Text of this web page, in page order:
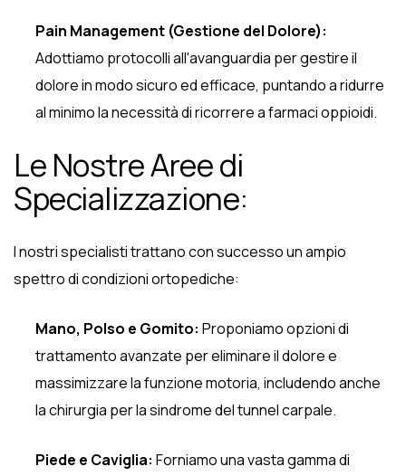
Pain Management (Gestione del Dolore):
Adottiamo protocolli all'avanguardia per gestire il
dolore in modo sicuro ed efficace, puntando a ridurre
al minimo la necessità di ricorrere a farmaci oppioidi.
Le Nostre Aree di
Specializzazione:
I nostri specialisti trattano con successo un ampio
spettro di condizioni ortopediche:
Mano, Polso e Gomito: Proponiamo opzioni di
trattamento avanzate per eliminare il dolore e
massimizzare la funzione motoria, includendo anche
la chirurgia per la sindrome del tunnel carpale.
Piede e Caviglia: Forniamo una vasta gamma di